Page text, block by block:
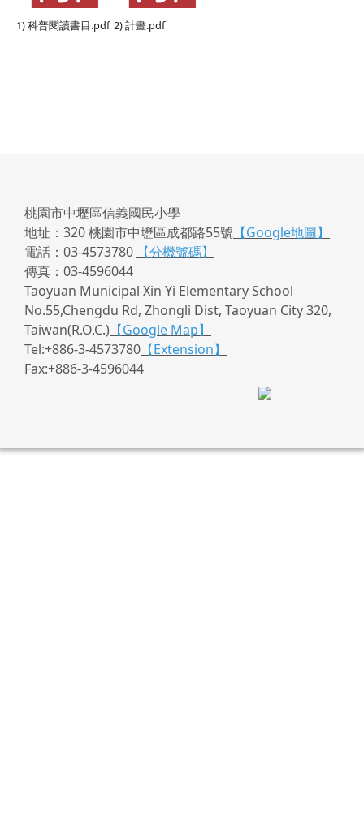
1) 科普閱讀書目.pdf 2) 計畫.pdf
桃園市中壢區信義國民小學
地址：320 桃園市中壢區成都路55號 【Google地圖】
電話：03-4573780
【分機號碼】
傳真：03-4596044
Taoyuan Municipal Xin Yi Elementary School
No.55,Chengdu Rd, Zhongli Dist, Taoyuan City 320,
Taiwan(R.O.C.) 【Google Map】
Tel:+886-3-4573780 【Extension】
Fax:+886-3-4596044